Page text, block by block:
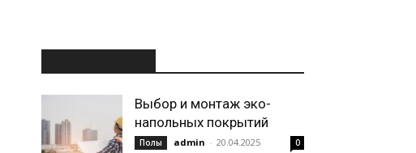
Выбор и монтаж эко-
напольных покрытий
Полы admin - 20.04.2025 0